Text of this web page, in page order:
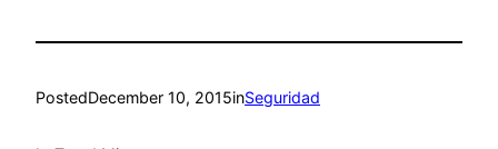
PostedDecember 10, 2015inSeguridad